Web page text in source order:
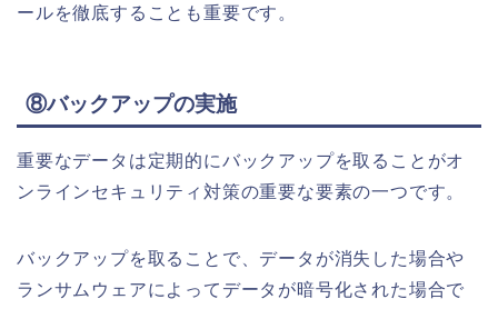
ールを徹底することも重要です。
⑧バックアップの実施
重要なデータは定期的にバックアップを取ることがオ
ンラインセキュリティ対策の重要な要素の一つです。
バックアップを取ることで、データが消失した場合や
ランサムウェアによってデータが暗号化された場合で